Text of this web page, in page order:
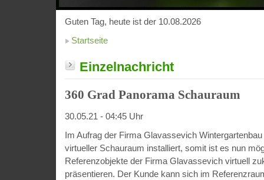
Guten Tag, heute ist der 10.08.2026
Startseite
Einzelnachricht
360 Grad Panorama Schauraum
30.05.21 - 04:45 Uhr
Im Aufrag der Firma Glavassevich
virtueller Schauraum installiert, somit ist es nun
Referenzobjekte der Firma Glavassevich virtuell
präsentieren. Der Kunde kann sich im